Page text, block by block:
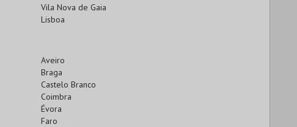
Vila Nova de Gaia
Lisboa
Aveiro
Braga
Castelo Branco
Coimbra
Évora
Faro